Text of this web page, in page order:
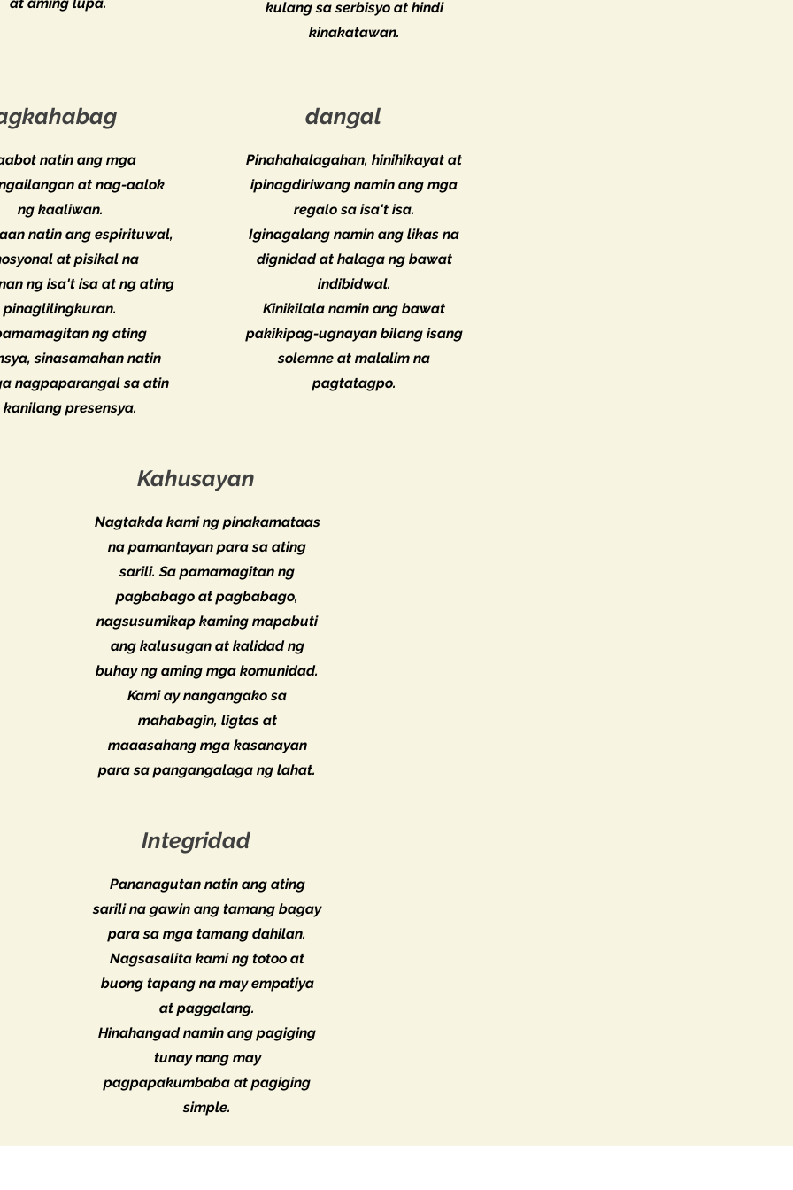
natin ang mga
at nag-aalok
ng kaaliwan.
natin ang espirituwal,
at pisikal na
ng isa't isa at ng ating
pinaglilingkuran.
ng ating
sinasamahan natin
nagpaparangal sa atin
kanilang presensya.
kulang sa serbisyo at hindi
kinakatawan.
dangal
Pinahahalagahan, hinihikayat at
ipinagdiriwang namin ang mga
regalo sa isa't isa.
Iginagalang namin ang likas na
dignidad at halaga ng bawat
indibidwal.
Kinikilala namin ang bawat
pakikipag-ugnayan bilang isang
solemne at malalim na
pagtatagpo.
Kahusayan
Nagtakda kami ng pinakamataas
na pamantayan para sa ating
sarili. Sa pamamagitan ng
pagbabago at pagbabago,
nagsusumikap kaming mapabuti
ang kalusugan at kalidad ng
buhay ng aming mga komunidad.
Kami ay nangangako sa
mahabagin, ligtas at
maaasahang mga kasanayan
para sa pangangalaga ng lahat.
Integridad
Pananagutan natin ang ating
sarili na gawin ang tamang bagay
para sa mga tamang dahilan.
Nagsasalita kami ng totoo at
buong tapang na may empatiya
at paggalang.
Hinahangad namin ang pagiging
tunay nang may
pagpapakumbaba at pagiging
simple.